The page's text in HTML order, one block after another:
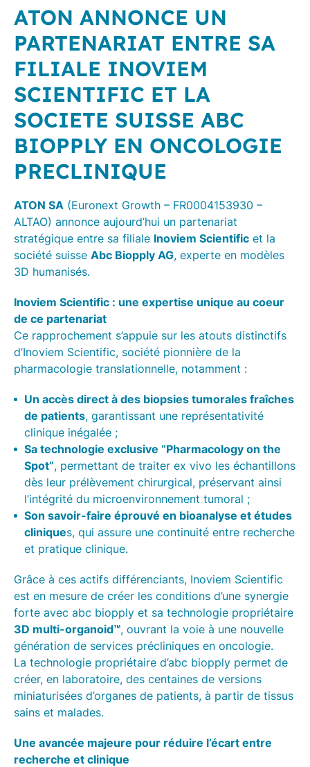
ATON ANNONCE UN
PARTENARIAT ENTRE SA
FILIALE INOVIEM
SCIENTIFIC ET LA
SOCIETE SUISSE ABC
BIOPPLY EN ONCOLOGIE
PRECLINIQUE
ATON SA (Euronext Growth – FR0004153930 –
ALTAO) annonce aujourd’hui un partenariat
stratégique entre sa filiale Inoviem Scientific et la
société suisse Abc Biopply AG, experte en modèles
3D humanisés.
Inoviem Scientific : une expertise unique au coeur
de ce partenariat
Ce rapprochement s’appuie sur les atouts distinctifs
d’Inoviem Scientific, société pionnière de la
pharmacologie translationnelle, notamment :
Un accès direct à des biopsies tumorales fraîches
de patients, garantissant une représentativité
clinique inégalée ;
Sa technologie exclusive “Pharmacology on the
Spot”, permettant de traiter ex vivo les échantillons
dès leur prélèvement chirurgical, préservant ainsi
l’intégrité du microenvironnement tumoral ;
Son savoir-faire éprouvé en bioanalyse et études
cliniques, qui assure une continuité entre recherche
et pratique clinique.
Grâce à ces actifs différenciants, Inoviem Scientific
est en mesure de créer les conditions d’une synergie
forte avec abc biopply et sa technologie propriétaire
3D multi-organoid™, ouvrant la voie à une nouvelle
génération de services précliniques en oncologie.
La technologie propriétaire d’abc biopply permet de
créer, en laboratoire, des centaines de versions
miniaturisées d’organes de patients, à partir de tissus
sains et malades.
Une avancée majeure pour réduire l’écart entre
recherche et clinique